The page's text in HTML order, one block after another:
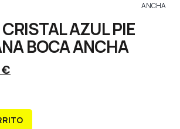
ANCHA
CRISTAL AZUL PIE
BOCA ANCHA
€